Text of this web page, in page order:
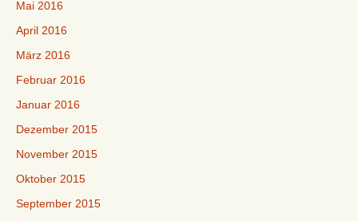
Mai 2016
April 2016
März 2016
Februar 2016
Januar 2016
Dezember 2015
November 2015
Oktober 2015
September 2015